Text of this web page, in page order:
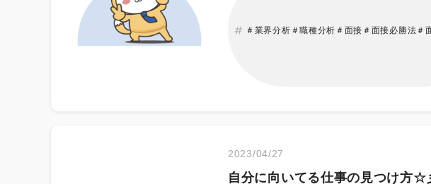
＃業界分析＃職種分析＃面接＃面接必勝法＃
2023/04/27
自分に向いてる仕事の見つけ方☆